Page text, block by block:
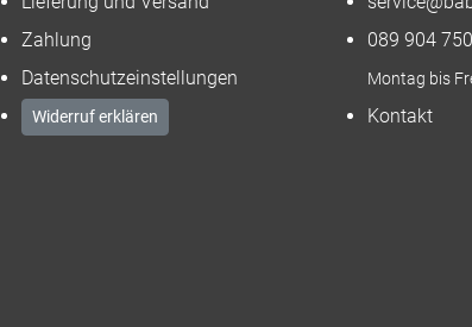
Zahlung
Datenschutzeinstellungen
Widerruf erklären
089 904
Montag bis
Kontakt